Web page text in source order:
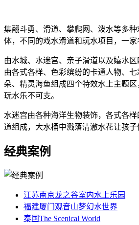
集翻斗勇、滑道、攀爬网、泼水等多
体，不同的戏水滑道和玩水项目，一家
由水城、水迷宫、亲子滑道以及嬉水区
由各式各样、色彩缤纷的卡通人物、
朵、精灵海鱼组成四个特效水上主题区
玩水乐不可支。
水迷宫由各种海洋生物装饰，各式各
道组成，大水桶中溅落清澈水花让孩子
经典案例
江苏南京龙之谷室内水上乐园
福建厦门观音山梦幻水世界
泰国The Scenical World